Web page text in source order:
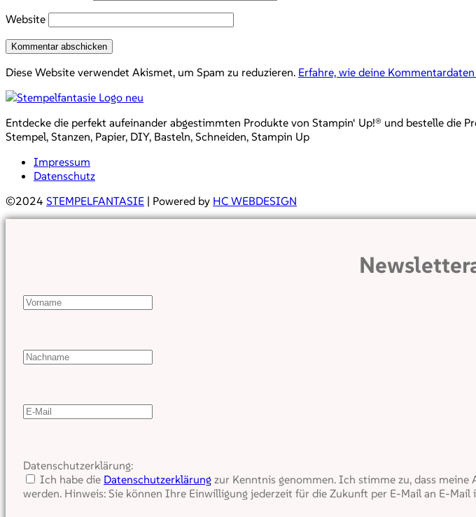
Website
Diese Website verwendet Akismet, um Spam zu reduzieren. Erfahre, wie deine
Entdecke die perfekt aufeinander abgestimmten Produkte von Stampin‘ Up!® und bestelle
Stempel, Stanzen, Papier, DIY, Basteln, Schneiden, Stampin Up
Impressum
Datenschutz
©2024 STEMPELFANTASIE | Powered by HC WEBDESIGN
Datenschutzerklärung:
Ich habe die Datenschutzerklärung zur Kenntnis genommen. Ich stimme zu, dass
werden. Hinweis: Sie können Ihre Einwilligung jederzeit für die Zukunft per E-Mail an E-